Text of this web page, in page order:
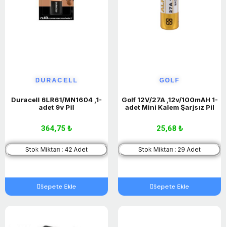
DURACELL
Duracell 6LR61/MN1604 ,1-
adet 9v Pil
364,75 ₺
Stok Miktarı : 42 Adet
Sepete Ekle
GOLF
Golf 12V/27A ,12v/100mAH 1-
adet Mini Kalem Şarjsız Pil
25,68 ₺
Stok Miktarı : 29 Adet
Sepete Ekle